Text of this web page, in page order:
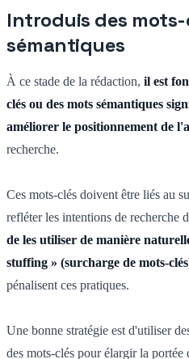
Introduis des
sémantiques
À ce stade de la rédaction, il est
clés ou des mots sémantiques
améliorer le positionnement de
recherche.
Ces mots-clés doivent être liés au
refléter les intentions de recherche
de les utiliser de manière
stuffing » (surcharge de mots-
pénalisent ces pratiques.
Une bonne stratégie est d'utiliser
des mots-clés pour élargir la